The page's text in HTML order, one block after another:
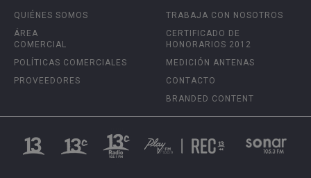
QUIÉNES SOMOS
ÁREA
COMERCIAL
POLÍTICAS COMERCIALES
PROVEEDORES
TRABAJA CON NOSOTROS
CERTIFICADO DE
HONORARIOS 2012
MEDICIÓN ANTENAS
CONTACTO
BRANDED CONTENT